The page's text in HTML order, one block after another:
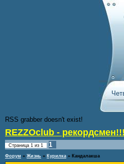
RSS grabber doesn't exist!
REZZOclub - рекордсмен!!!
Страница 1 из 1 1
Форум » Жизнь » Курилка » Кандалакша